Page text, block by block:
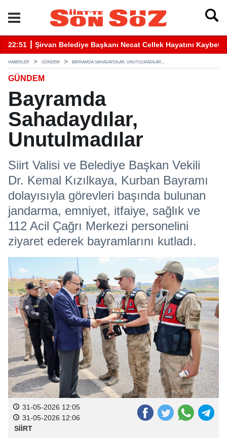
22:41 ┋ Siirt’te Baraj Sularının Yükselmesiyle Mahsur Kalan
HABERLER GÜNDEM BAYRAMDA SAHADAYDILAR, UNUTULMADILAR...
GÜNDEM
Bayramda
Sahadaydılar,
Unutulmadılar
Siirt Valisi ve Belediye Başkan Vekili
Dr. Kemal Kızılkaya, Kurban Bayramı
dolayısıyla görevleri başında bulunan
jandarma, emniyet, itfaiye, sağlık ve
112 Acil Çağrı Merkezi personelini
ziyaret ederek bayramlarını kutladı.
31-05-2026 12:05
31-05-2026 12:06
SİİRT